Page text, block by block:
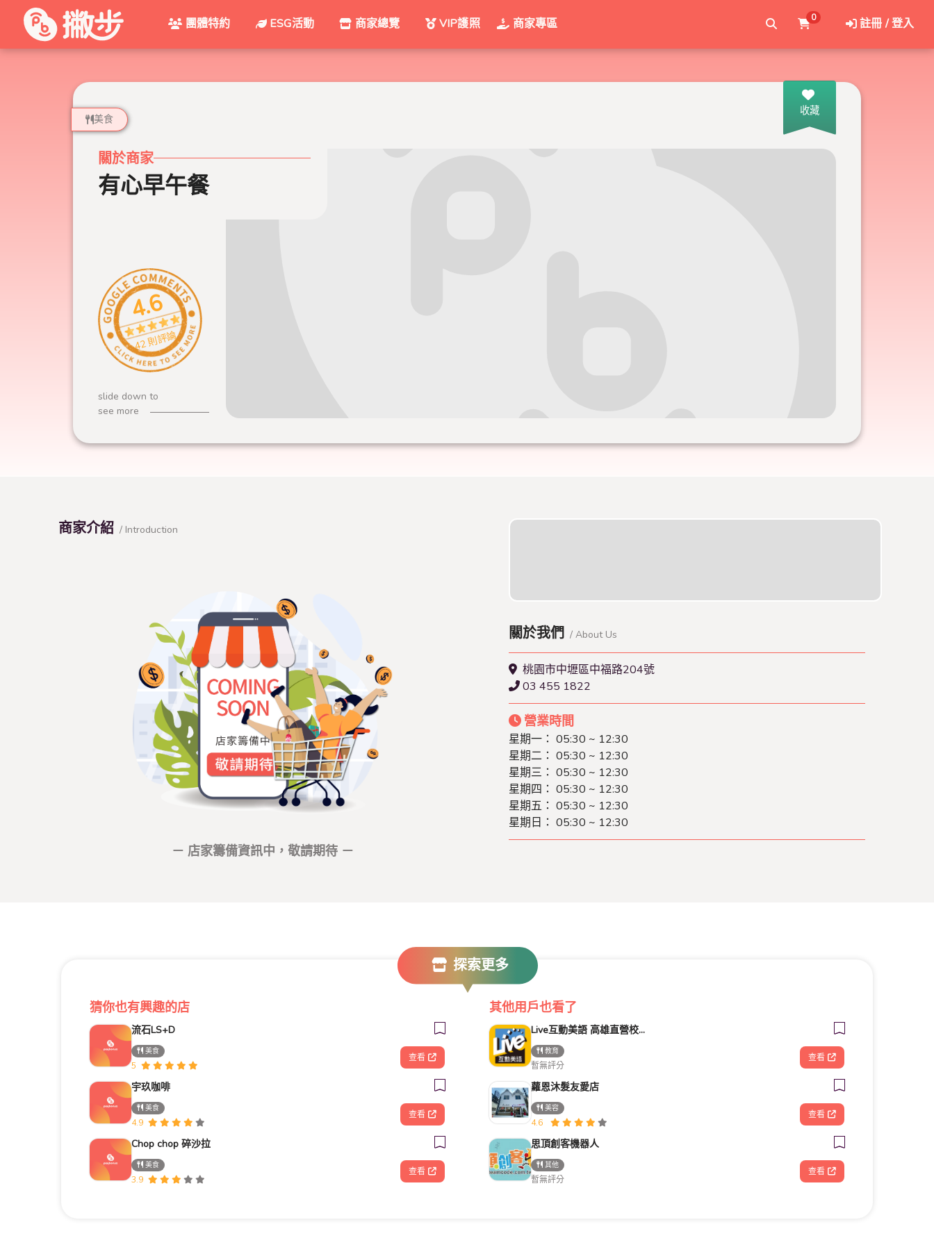
團體特約 ESG活動 商家總覽 VIP護照 商家專區 0 註冊 / 登入
收藏
美食
關於商家
有心早午餐
4.6
42 則評論
slide down to
see more
商家介紹 / Introduction
－ 店家籌備資訊中，敬請期待 －
關於我們 / About Us
桃園市中壢區中福路204號
03 455 1822
營業時間
星期一： 05:30 ~ 12:30
星期二： 05:30 ~ 12:30
星期三： 05:30 ~ 12:30
星期四： 05:30 ~ 12:30
星期五： 05:30 ~ 12:30
星期日： 05:30 ~ 12:30
探索更多
猜你也有興趣的店
流石LS+D
美食
5
查看
宇玖咖啡
美食
4.9
查看
Chop chop 碎沙拉
美食
3.9
查看
其他用戶也看了
Live互動美語 高雄直營校｜幼兒美語班｜小一先修班｜兒童美語班｜自然發音班｜全民英檢班｜課輔班
教育
暫無評分
查看
蘿恩沐髮友愛店
美容
4.6
查看
思頂創客機器人
其他
暫無評分
查看